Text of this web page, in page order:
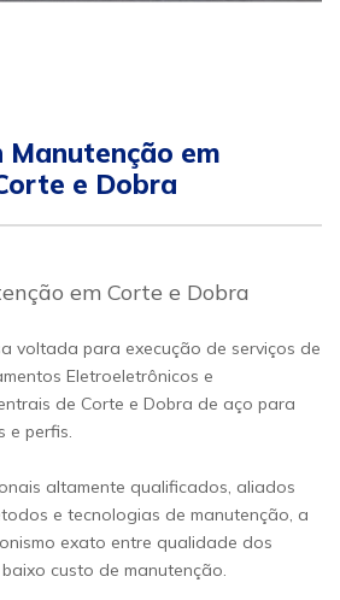
Manutenção em
e Dobra
em Corte e Dobra
voltada para execução de serviços de
Eletroeletrônicos e
de Corte e Dobra de aço para
e perfis.
altamente qualificados, aliados
e tecnologias de manutenção, a
exato entre qualidade dos
custo de manutenção.